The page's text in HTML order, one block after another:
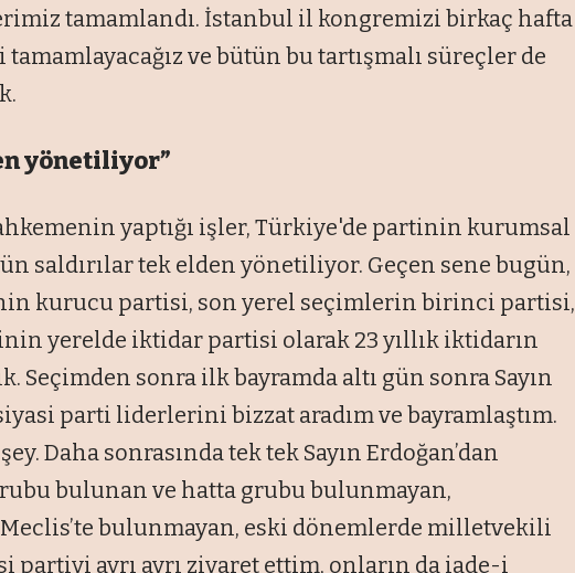
tamamlandı. İstanbul il kongremizi birkaç hafta
ve bütün bu tartışmalı süreçler de
yönetiliyor”
yaptığı işler, Türkiye'de partinin kurumsal
saldırılar tek elden yönetiliyor. Geçen sene bugün,
kurucu partisi, son yerel seçimlerin birinci partisi,
yerelde iktidar partisi olarak 23 yıllık iktidarın
Seçimden sonra ilk bayramda altı gün sonra Sayın
parti liderlerini bizzat aradım ve bayramlaştım.
Daha sonrasında tek tek Sayın Erdoğan’dan
bulunan ve hatta grubu bulunmayan,
bulunmayan, eski dönemlerde milletvekili
partiyi ayrı ayrı ziyaret ettim, onların da iade-i